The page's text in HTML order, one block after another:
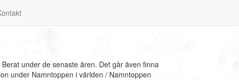
under de senaste åren. Det går även finna
under Namntoppen i världen / Namntoppen